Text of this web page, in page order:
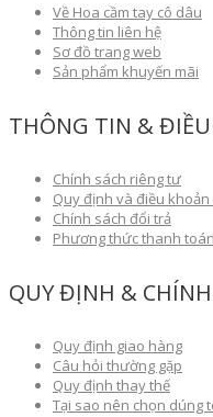
Về Hoa cầm tay cô dâu
Thông tin liên hệ
Sơ đồ trang web
Sản phẩm khuyến mãi
THÔNG TIN &
Chính sách riêng tư
Quy định và điều
Chính sách đổi trả
Phương thức thanh toán
QUY ĐỊNH & CHÍNH
Quy định giao hàng
Câu hỏi thường gặp
Quy định thay thế
Tại sao nên chọn dúng